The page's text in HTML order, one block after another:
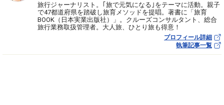
旅行ジャーナリスト。｢旅で元気になる｣をテーマに活動。親子
で47都道府県を踏破し旅育メソッドを提唱。著書に「旅育
BOOK（日本実業出版社）」。クルーズコンサルタント、総合
旅行業務取扱管理者。大人旅、ひとり旅も得意！
プロフィール詳細
執筆記事一覧